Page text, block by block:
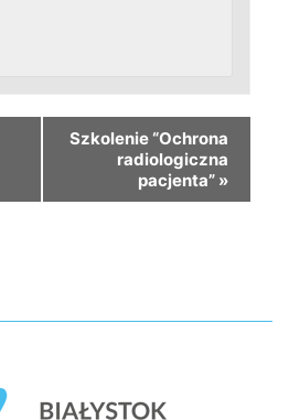
Szkolenie “Ochrona
radiologiczna
pacjenta” »